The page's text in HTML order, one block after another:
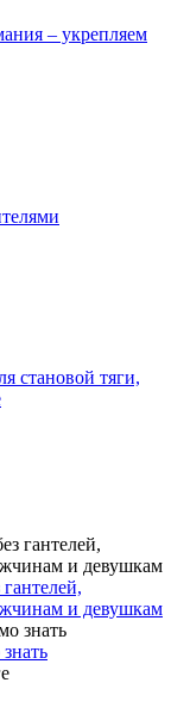
– укрепляем
становой тяги,
и девушкам